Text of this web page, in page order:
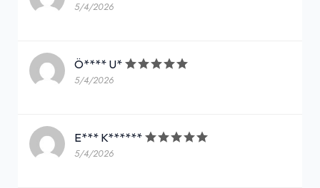
5/4/2026
Ö**** U*
5/4/2026
E*** K******
5/4/2026